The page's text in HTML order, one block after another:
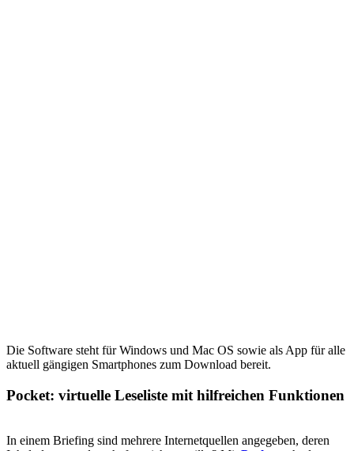
Die Software steht für Windows und Mac OS sowie als App für alle
aktuell gängigen Smartphones zum Download bereit.
Pocket: virtuelle Leseliste mit hilfreichen Funktionen
In einem Briefing sind mehrere Internetquellen angegeben, deren